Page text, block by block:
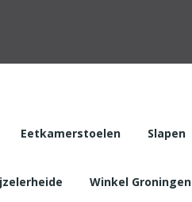
Eetkamerstoelen Slapen
Winkel Groningen